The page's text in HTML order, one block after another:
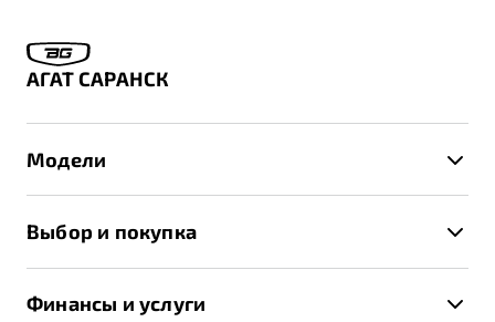
АГАТ САРАНСК
Модели
X70
Выбор и покупка
Финансы и услуги